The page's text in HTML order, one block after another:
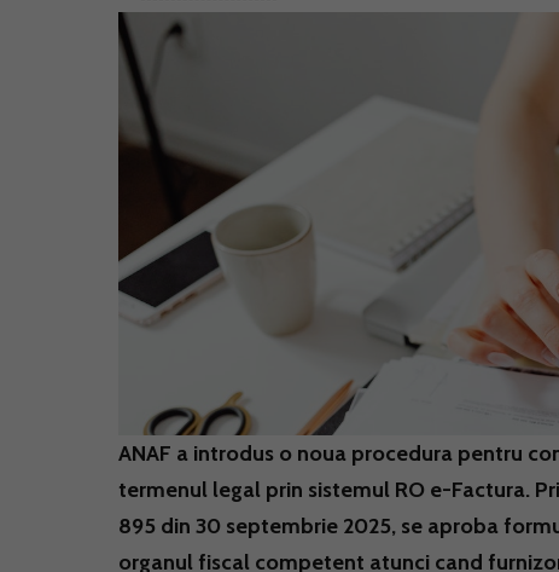
ANAF a introdus o noua procedura pentru
termenul legal prin sistemul RO e-Factura.
895 din 30 septembrie 2025, se aproba
organul fiscal competent atunci cand